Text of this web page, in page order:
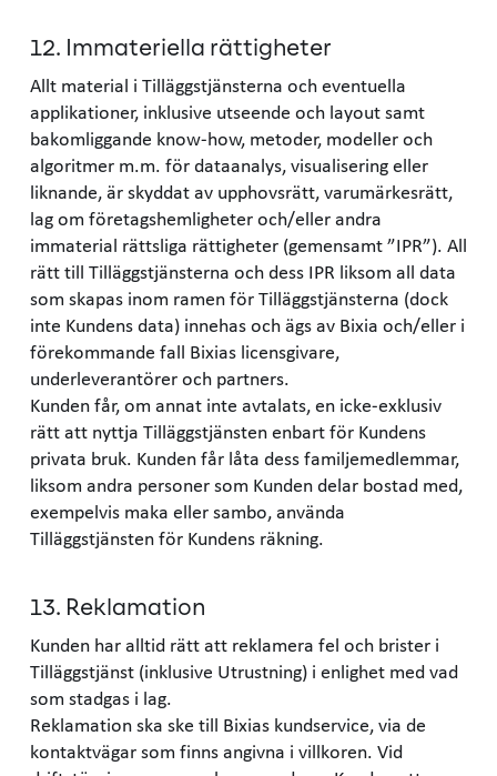
12. Immateriella rättigheter
Allt material i Tilläggstjänsterna och eventuella
applikationer, inklusive utseende och layout samt
bakomliggande know-how, metoder, modeller och
algoritmer m.m. för dataanalys, visualisering eller
liknande, är skyddat av upphovsrätt, varumärkesrätt,
lag om företagshemligheter och/eller andra
immaterial rättsliga rättigheter (gemensamt ”IPR”). All
rätt till Tilläggstjänsterna och dess IPR liksom all data
som skapas inom ramen för Tilläggstjänsterna (dock
inte Kundens data) innehas och ägs av Bixia och/eller i
förekommande fall Bixias licensgivare,
underleverantörer och partners.
Kunden får, om annat inte avtalats, en icke-exklusiv
rätt att nyttja Tilläggstjänsten enbart för Kundens
privata bruk. Kunden får låta dess familjemedlemmar,
liksom andra personer som Kunden delar bostad med,
exempelvis maka eller sambo, använda
Tilläggstjänsten för Kundens räkning.
13. Reklamation
Kunden har alltid rätt att reklamera fel och brister i
Tilläggstjänst (inklusive Utrustning) i enlighet med vad
som stadgas i lag.
Reklamation ska ske till Bixias kundservice, via de
kontaktvägar som finns angivna i villkoren. Vid